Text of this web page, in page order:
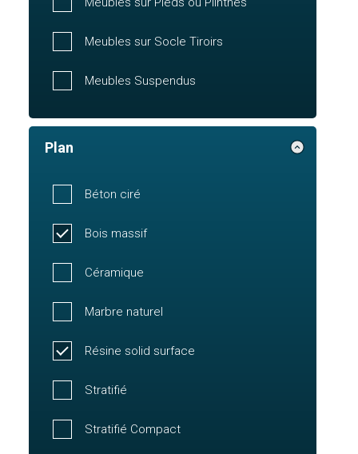
Meubles sur Socle Tiroirs
Meubles Suspendus
Plan
Béton ciré
Bois massif
Céramique
Marbre naturel
Résine solid surface
Stratifié
Stratifié Compact